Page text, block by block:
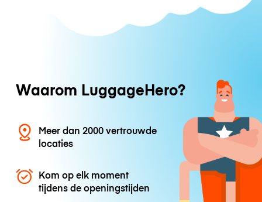
Waarom LuggageHero?
Meer dan 2000 vertrouwde
locaties
Kom op elk moment
tijdens de openingstijden